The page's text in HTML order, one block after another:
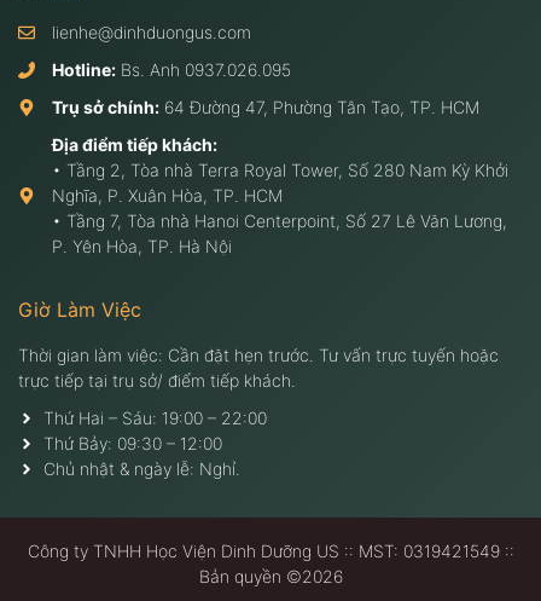
lienhe@dinhduongus.com
Hotline: Bs. Anh 0937.026.095
Trụ sở chính: 64 Đường 47, Phường Tân Tạo, TP. HCM
Địa điểm tiếp khách:
• Tầng 2, Tòa nhà Terra Royal Tower, Số 280 Nam Kỳ Khởi
Nghĩa, P. Xuân Hòa, TP. HCM
• Tầng 7, Tòa nhà Hanoi Centerpoint, Số 27 Lê Văn Lương,
P. Yên Hòa, TP. Hà Nội
Giờ Làm Việc
Thời gian làm việc: Cần đặt hẹn trước. Tư vấn trực tuyến hoặc
trực tiếp tại trụ sở/ điểm tiếp khách.
Thứ Hai – Sáu: 19:00 – 22:00
Thứ Bảy: 09:30 – 12:00
Chủ nhật & ngày lễ: Nghỉ.
Công ty TNHH Học Viện Dinh Dưỡng US :: MST: 0319421549 ::
Bản quyền ©2026